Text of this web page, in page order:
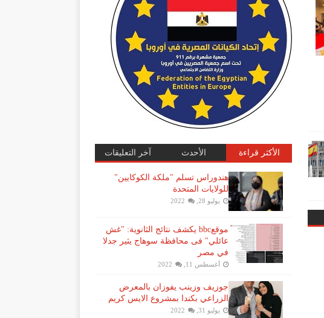
الأكثر قراءة الأحدث آخر التعليقات
هندوراس تسلم "ملكة الكوكايين"
للولايات المتحدة
يوليو 28, 2022
موقعbbc يكشف نتائج الثانوية: "غش
عائلي" فى محافظة سوهاج يثير جدلا
في مصر
أغسطس 11, 2022
جوزيف وزينب يفوزان بالمعرض
الزراعي بكندا بمشروع الايس كريم
يوليو 31, 2022